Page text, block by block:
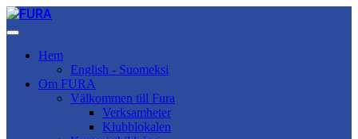
Hem
English - Suomeksi
Om FURA
Välkommen till Fura
Verksamheter
Klubblokalen